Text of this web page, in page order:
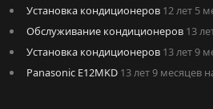
Установка кондиционеров 12 лет 5
Обслуживание кондиционеров 13
Установка кондиционеров 13 лет 9
Panasonic E12MKD 13 лет 9 месяцев